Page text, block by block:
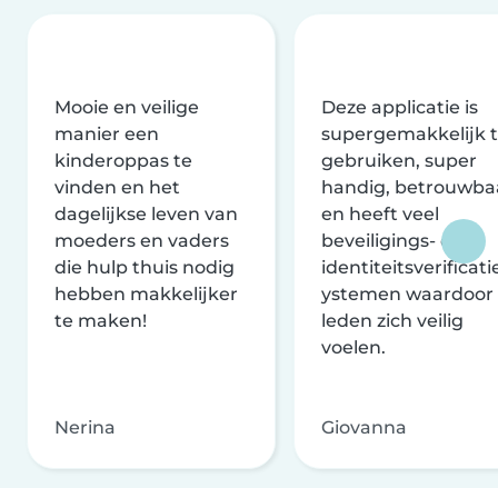
Mooie en veilige
manier een
kinderoppas te
vinden en het
dagelijkse leven van
moeders en vaders
die hulp thuis nodig
hebben makkelijker
te maken!
Nerina
Deze applicatie is
supergemakkelijk
gebruiken, super
handig,
en heeft veel
beveiligings- en
ystemen waardoor
leden zich veilig
voelen.
Giovanna